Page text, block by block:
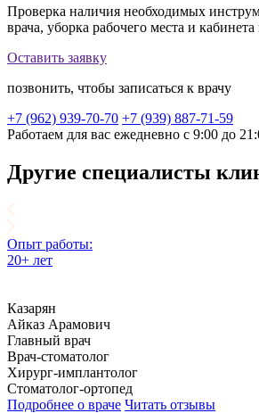
Проверка наличия необходимых
врача, уборка рабочего места и
Оставить заявку
позвонить, чтобы записаться к врачу
+7 (962) 939-70-70 +7 (939) 887-71-59
Работаем для вас ежедневно с 9:00 до
Другие специалисты
Опыт работы:
20+ лет
Казарян
Айказ Арамович
Главный врач
Врач-стоматолог
Хирург-имплантолог
Стоматолог-ортопед
Подробнее о враче Читать отзывы